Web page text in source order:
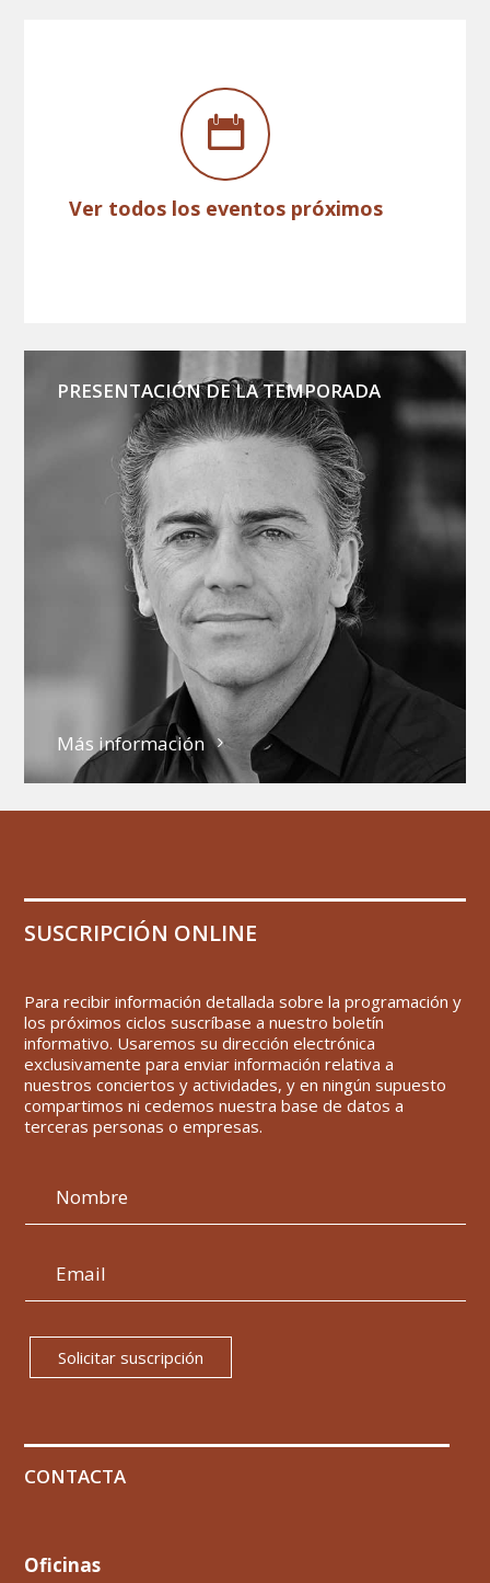
Ver todos los eventos próximos
PRESENTACIÓN DE LA TEMPORADA
Más información
SUSCRIPCIÓN ONLINE
Para recibir información detallada sobre la programación y
los próximos ciclos suscríbase a nuestro boletín
informativo. Usaremos su dirección electrónica
exclusivamente para enviar información relativa a
nuestros conciertos y actividades, y en ningún supuesto
compartimos ni cedemos nuestra base de datos a
terceras personas o empresas.
Solicitar suscripción
CONTACTA
Oficinas